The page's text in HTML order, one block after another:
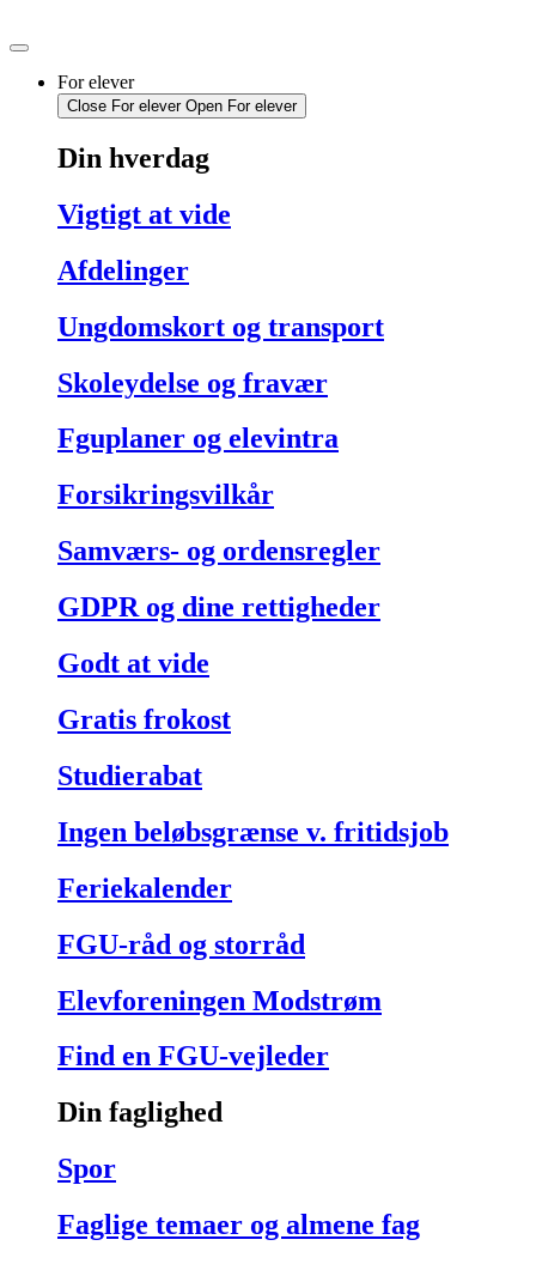
til
For elever
Close For elever Open For elever
Din hverdag
Vigtigt at vide
Afdelinger
Ungdomskort og transport
Skoleydelse og fravær
Fguplaner og elevintra
Forsikringsvilkår
Samværs- og ordensregler
GDPR og dine rettigheder
Godt at vide
Gratis frokost
Studierabat
Ingen beløbsgrænse v. fritidsjob
Feriekalender
FGU-råd og storråd
Elevforeningen Modstrøm
Find en FGU-vejleder
Din faglighed
Spor
Faglige temaer og almene fag